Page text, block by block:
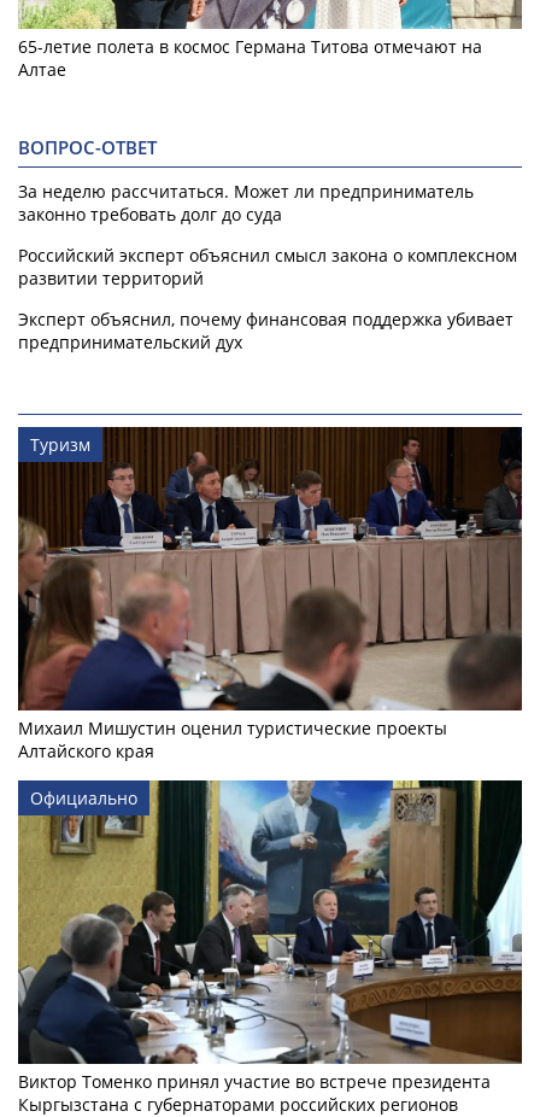
65-летие полета в космос Германа Титова отмечают на
Алтае
ВОПРОС-ОТВЕТ
За неделю рассчитаться. Может ли предприниматель
законно требовать долг до суда
Российский эксперт объяснил смысл закона о комплексном
развитии территорий
Эксперт объяснил, почему финансовая поддержка убивает
предпринимательский дух
Туризм
Михаил Мишустин оценил туристические проекты
Алтайского края
Официально
Виктор Томенко принял участие во встрече президента
Кыргызстана с губернаторами российских регионов